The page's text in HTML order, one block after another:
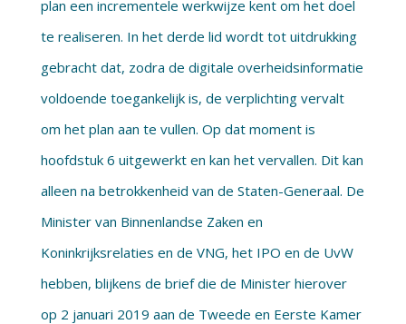
plan een incrementele werkwijze kent om het doel
te realiseren. In het derde lid wordt tot uitdrukking
gebracht dat, zodra de digitale overheidsinformatie
voldoende toegankelijk is, de verplichting vervalt
om het plan aan te vullen. Op dat moment is
hoofdstuk 6 uitgewerkt en kan het vervallen. Dit kan
alleen na betrokkenheid van de Staten-Generaal. De
Minister van Binnenlandse Zaken en
Koninkrijksrelaties en de VNG, het IPO en de UvW
hebben, blijkens de brief die de Minister hierover
op 2 januari 2019 aan de Tweede en Eerste Kamer